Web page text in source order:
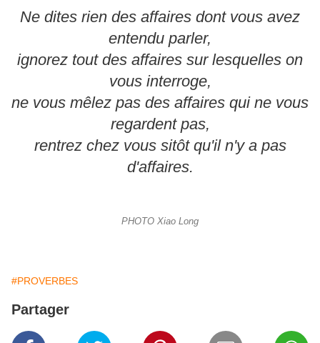
Ne dites rien des affaires dont vous avez
entendu parler,
ignorez tout des affaires sur lesquelles on
vous interroge,
ne vous mêlez pas des affaires qui ne vous
regardent pas,
rentrez chez vous sitôt qu'il n'y a pas
d'affaires.
PHOTO Xiao Long
#PROVERBES
Partager